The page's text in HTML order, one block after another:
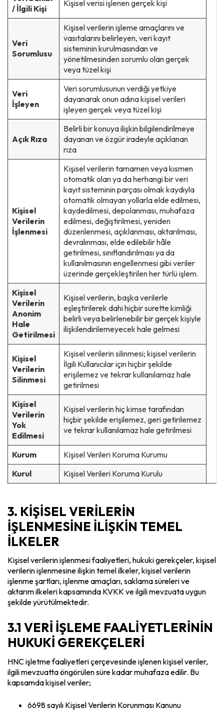
/ İlgili Kişi
Kişisel verisi işlenen gerçek kişi
Veri
Sorumlusu
Kişisel verilerin işleme amaçlarını ve
vasıtalarını belirleyen, veri kayıt
sisteminin kurulmasından ve
yönetilmesinden sorumlu olan gerçek
veya tüzel kişi
Veri
İşleyen
Veri sorumlusunun verdiği yetkiye
dayanarak onun adına kişisel verileri
işleyen gerçek veya tüzel kişi
Açık Rıza
Belirli bir konuya ilişkin bilgilendirilmeye
dayanan ve özgür iradeyle açıklanan
rıza
Kişisel
Verilerin
İşlenmesi
Kişisel verilerin tamamen veya kısmen
otomatik olan ya da herhangi bir veri
kayıt sisteminin parçası olmak kaydıyla
otomatik olmayan yollarla elde edilmesi,
kaydedilmesi, depolanması, muhafaza
edilmesi, değiştirilmesi, yeniden
düzenlenmesi, açıklanması, aktarılması,
devralınması, elde edilebilir hâle
getirilmesi, sınıflandırılması ya da
kullanılmasının engellenmesi gibi veriler
üzerinde gerçekleştirilen her türlü işlem.
Kişisel
Verilerin
Anonim
Hale
Getirilmesi
Kişisel verilerin, başka verilerle
eşleştirilerek dahi hiçbir surette kimliği
belirli veya belirlenebilir bir gerçek kişiyle
ilişkilendirilemeyecek hale gelmesi
Kişisel
Verilerin
Silinmesi
Kişisel verilerin silinmesi; kişisel verilerin
İlgili Kullanıcılar için hiçbir şekilde
erişilemez ve tekrar kullanılamaz hale
getirilmesi
Kişisel
Verilerin
Yok
Edilmesi
Kişisel verilerin hiç kimse tarafından
hiçbir şekilde erişilemez, geri getirilemez
ve tekrar kullanılamaz hale getirilmesi
Kurum
Kişisel Verileri Koruma Kurumu
Kurul
Kişisel Verileri Koruma Kurulu
3. KİŞİSEL VERİLERİN
İŞLENMESİNE İLİŞKİN TEMEL
İLKELER
Kişisel verilerin işlenmesi faaliyetleri, hukuki gerekçeler, kişisel
verilerin işlenmesine ilişkin temel ilkeler, kişisel verilerin
işlenme şartları, işlenme amaçları, saklama süreleri ve
aktarım ilkeleri kapsamında KVKK ve ilgili mevzuata uygun
şekilde yürütülmektedir.
3.1 VERİ İŞLEME FAALİYETLERİNİN
HUKUKİ GEREKÇELERİ
HNC işletme faaliyetleri çerçevesinde işlenen kişisel veriler,
ilgili mevzuatta öngörülen süre kadar muhafaza edilir. Bu
kapsamda kişisel veriler;
6698 sayılı Kişisel Verilerin Korunması Kanunu